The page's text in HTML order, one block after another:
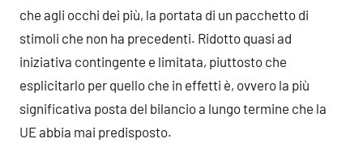
che agli occhi dei più, la portata di un pacchetto di
stimoli che non ha precedenti. Ridotto quasi ad
iniziativa contingente e limitata, piuttosto che
esplicitarlo per quello che in effetti è, ovvero la più
significativa posta del bilancio a lungo termine che la
UE abbia mai predisposto.